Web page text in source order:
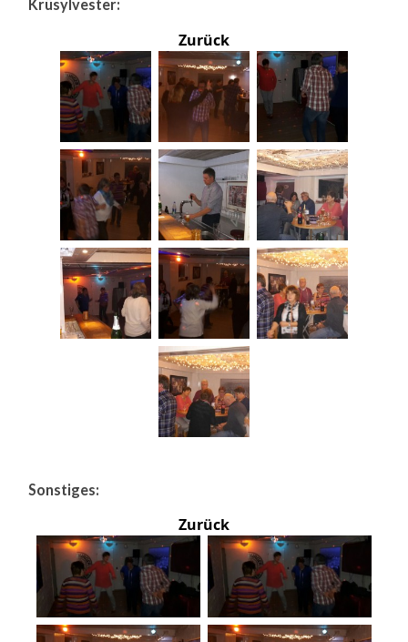
Krüsylvester:
Zurück
Sonstiges:
Zurück